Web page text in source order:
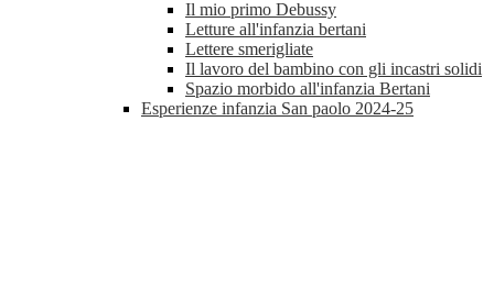
Il mio primo Debussy
Letture all'infanzia bertani
Lettere smerigliate
Il lavoro del bambino con gli incastri solidi
Spazio morbido all'infanzia Bertani
Esperienze infanzia San paolo 2024-25